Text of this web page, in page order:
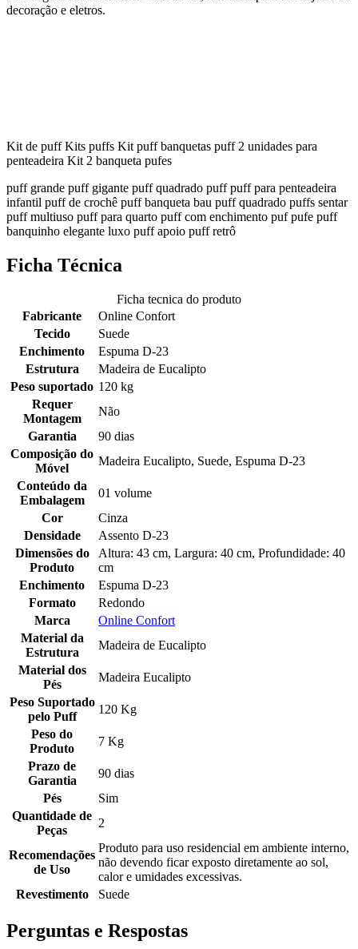
decoração e eletros.
Kit de puff Kits puffs Kit puff banquetas puff 2 unidades para
penteadeira Kit 2 banqueta pufes
puff grande puff gigante puff quadrado puff puff para penteadeira
infantil puff de crochê puff banqueta bau puff quadrado puffs sentar
puff multiuso puff para quarto puff com enchimento puf pufe puff
banquinho elegante luxo puff apoio puff retrô
Ficha Técnica
Ficha tecnica do produto
Fabricante
Online Confort
Tecido
Suede
Enchimento
Espuma D-23
Estrutura
Madeira de Eucalipto
Peso suportado 120 kg
Requer
Montagem
Não
Garantia
90 dias
Composição do
Móvel
Madeira Eucalipto, Suede, Espuma D-23
Conteúdo da
Embalagem
01 volume
Cor
Cinza
Densidade
Assento D-23
Dimensões do
Produto
Altura: 43 cm, Largura: 40 cm, Profundidade: 40
cm
Enchimento
Espuma D-23
Formato
Redondo
Marca
Online Confort
Material da
Estrutura
Madeira de Eucalipto
Material dos
Pés
Madeira Eucalipto
Peso Suportado
pelo Puff
120 Kg
Peso do
Produto
7 Kg
Prazo de
Garantia
90 dias
Pés
Sim
Quantidade de
Peças
2
Recomendações
de Uso
Produto para uso residencial em ambiente interno,
não devendo ficar exposto diretamente ao sol,
calor e umidades excessivas.
Revestimento
Suede
Perguntas e Respostas